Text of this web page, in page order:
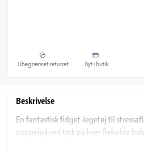
Ubegrænset returret Byt i butik
Beskrivelse
En fantastisk fidget-legetøj til
poppelyd ved tryk på hver fleksible